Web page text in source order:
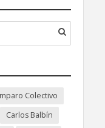
Colectivo
Carlos Balbín